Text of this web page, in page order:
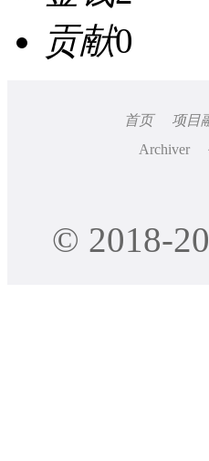
贡献0
首页 项目
Archiver
© 2018-